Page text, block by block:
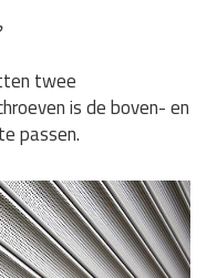
twee
is de boven- en
passen.